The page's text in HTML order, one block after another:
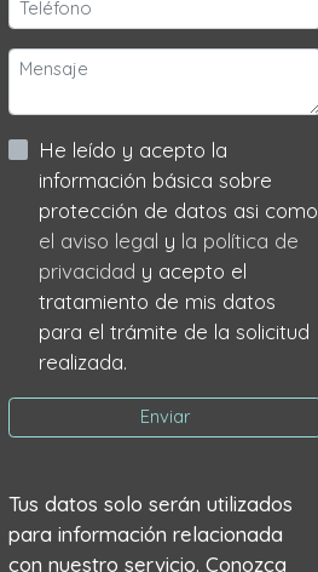
He leído y acepto la
información básica sobre
protección de datos asi como
el aviso legal y la política de
privacidad y acepto el
tratamiento de mis datos
para el trámite de la solicitud
realizada.
Enviar
Tus datos solo serán utilizados
para información relacionada
con nuestro servicio. Conozca